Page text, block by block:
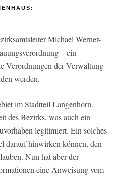
Michael Werner-
– ein
Verordnungen der Verwaltung
werden.
im Stadtteil Langenhorn.
des Bezirks, was auch ein
legitimiert. Ein solches
darauf hinwirken können, den
Nun hat aber der
eine Anweisung vom